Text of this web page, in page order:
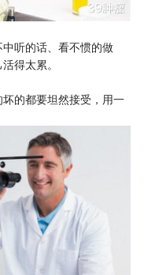
听的话、看不惯的做
得太累。
的都要坦然接受，用一